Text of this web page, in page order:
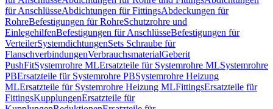
für AnschlüsseAbdichtungen für FittingsAbdeckungen für
RohreBefestigungen für RohreSchutzrohre und
EinlegehilfenBefestigungen für AnschlüsseBefestigungen für
VerteilerSystemdichtungenSets Schraube für
FlanschverbindungenVerbrauchsmaterialGeberit
PushFitSystemrohre MLErsatzteile für Systemrohre MLSystemrohre
PBErsatzteile für Systemrohre PBSystemrohre Heizung
MLErsatzteile für Systemrohre Heizung MLFittingsErsatzteile für
FittingsKupplungenErsatzteile für